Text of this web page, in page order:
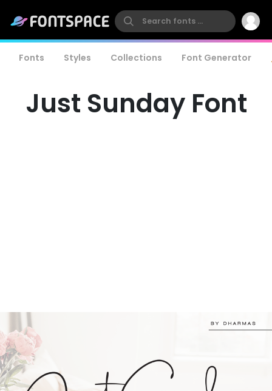
Fonts Styles Collections Font Generator
Just Sunday Font